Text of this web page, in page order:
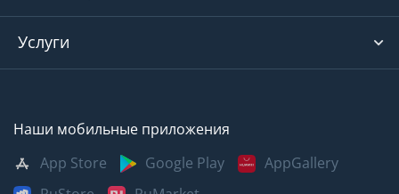
Услуги
Наши мобильные приложения
App Store
Google Play
AppGallery